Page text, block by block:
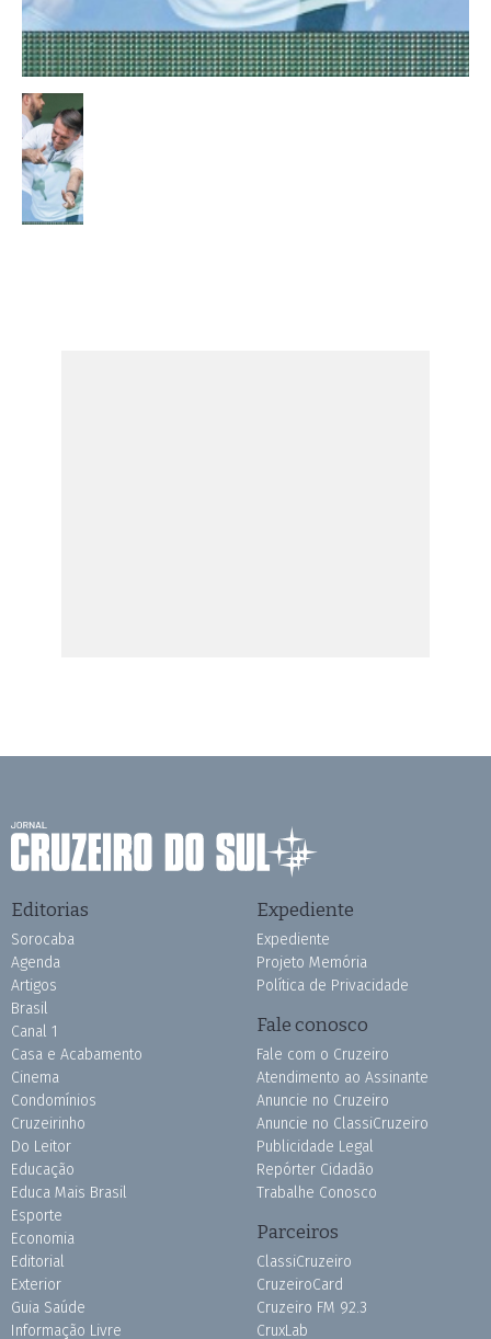
Editorias
Sorocaba
Agenda
Artigos
Brasil
Canal 1
Casa e Acabamento
Cinema
Condomínios
Cruzeirinho
Do Leitor
Educação
Educa Mais Brasil
Esporte
Economia
Editorial
Exterior
Guia Saúde
Informação Livre
Expediente
Expediente
Projeto Memória
Política de Privacidade
Fale conosco
Fale com o Cruzeiro
Atendimento ao Assinante
Anuncie no Cruzeiro
Anuncie no ClassiCruzeiro
Publicidade Legal
Repórter Cidadão
Trabalhe Conosco
Parceiros
ClassiCruzeiro
CruzeiroCard
Cruzeiro FM 92.3
CruxLab